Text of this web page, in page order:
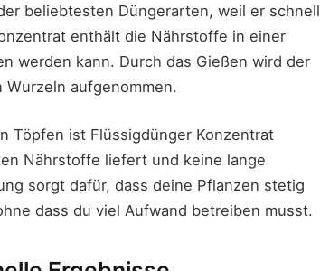
beliebtesten Düngerarten, weil er schnell
enthält die Nährstoffe in einer
werden kann. Durch das Gießen wird der
aufgenommen.
Töpfen ist Flüssigdünger Konzentrat
Nährstoffe liefert und keine lange
sorgt dafür, dass deine Pflanzen stetig
dass du viel Aufwand betreiben musst.